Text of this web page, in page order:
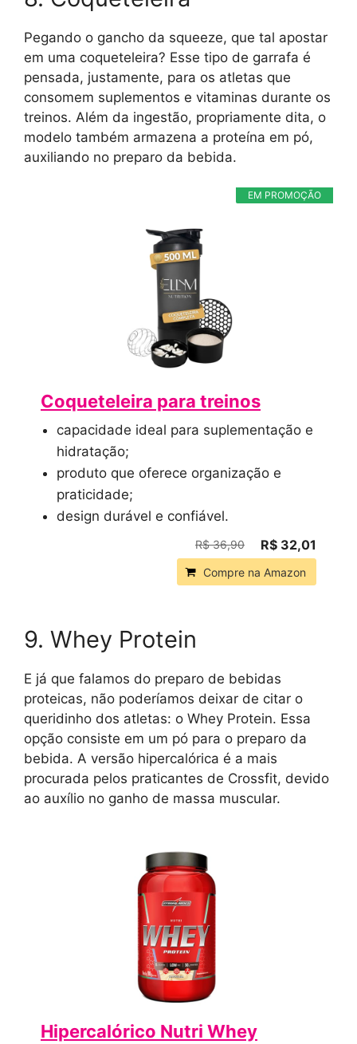
Pegando o gancho da squeeze, que tal apostar
em uma coqueteleira? Esse tipo de garrafa é
pensada, justamente, para os atletas que
consomem suplementos e vitaminas durante os
treinos. Além da ingestão, propriamente dita, o
modelo também armazena a proteína em pó,
auxiliando no preparo da bebida.
EM PROMOÇÃO
Coqueteleira para treinos
capacidade ideal para suplementação e
hidratação;
produto que oferece organização e
praticidade;
design durável e confiável.
R$ 36,90 R$ 32,01
Compre na Amazon
9. Whey Protein
E já que falamos do preparo de bebidas
proteicas, não poderíamos deixar de citar o
queridinho dos atletas: o Whey Protein. Essa
opção consiste em um pó para o preparo da
bebida. A versão hipercalórica é a mais
procurada pelos praticantes de Crossfit, devido
ao auxílio no ganho de massa muscular.
Hipercalórico Nutri Whey